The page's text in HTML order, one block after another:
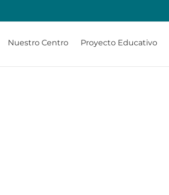
Nuestro Centro Proyecto Educativo